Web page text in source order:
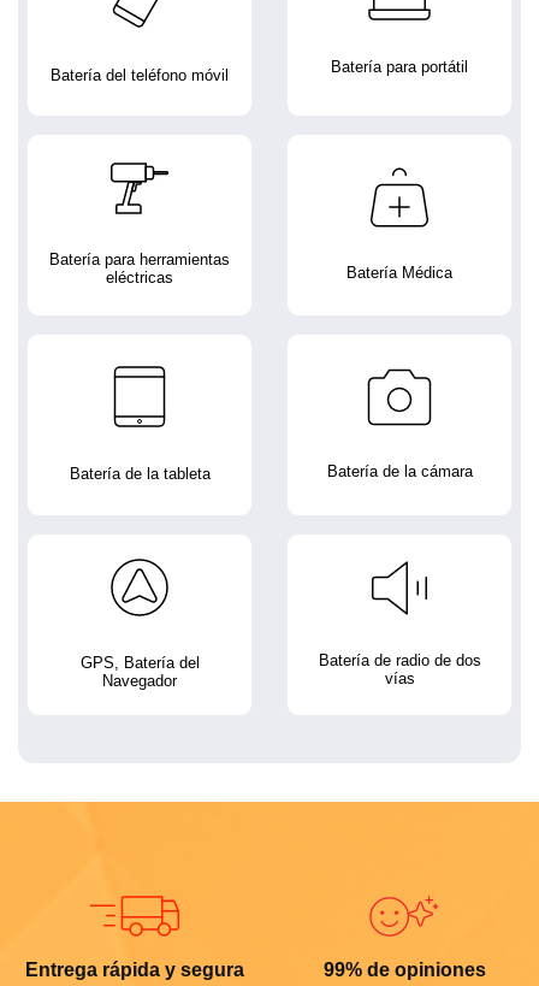
Batería del teléfono móvil Batería para portátil
Batería para herramientas
eléctricas
Batería Médica
Batería de la tableta Batería de la cámara
GPS, Batería del
Navegador
Batería de radio de dos
vías
Entrega rápida y segura
99% de opiniones